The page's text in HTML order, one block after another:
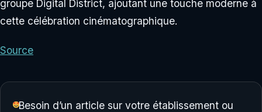
groupe Digital District, ajoutant une touche moderne à
cette célébration cinématographique.
Source
Besoin d’un article sur votre établissement ou